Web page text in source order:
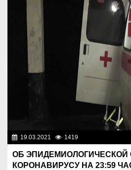
19.03.2021 1419
ОБ ЭПИДЕМИОЛОГИЧЕСКОЙ
КОРОНАВИРУСУ НА 23:59